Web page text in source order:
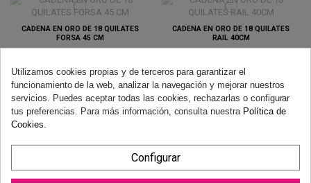
CADENA EN ORO DE 18 QUILATES
FORSA 45 CM
479,00 €
Añadir a carrito
CADENA EN ORO DE 18 QUILATES
RAIL 40CM
379,00 €
Añadir a carrito
Utilizamos cookies propias y de terceros para garantizar el
funcionamiento de la web, analizar la navegación y mejorar nuestros
servicios. Puedes aceptar todas las cookies, rechazarlas o configurar
tus preferencias. Para más información, consulta nuestra Política de
Cookies
Configurar